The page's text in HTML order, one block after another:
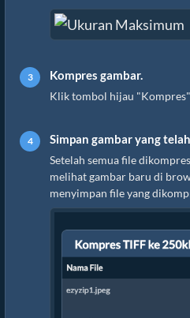
Kompres gambar.
Klik tombol hijau
Simpan gambar yang
Setelah semua file
melihat gambar baru di
menyimpan file yang